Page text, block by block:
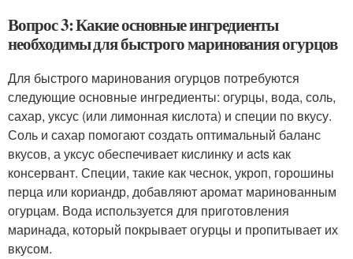
Вопрос 3: Какие основные ингредиенты
необходимы для быстрого маринования огурцов
Для быстрого маринования огурцов потребуются
следующие основные ингредиенты: огурцы, вода, соль,
сахар, уксус (или лимонная кислота) и специи по вкусу.
Соль и сахар помогают создать оптимальный баланс
вкусов, а уксус обеспечивает кислинку и acts как
консервант. Специи, такие как чеснок, укроп, горошины
перца или кориандр, добавляют аромат маринованным
огурцам. Вода используется для приготовления
маринада, который покрывает огурцы и пропитывает их
вкусом.